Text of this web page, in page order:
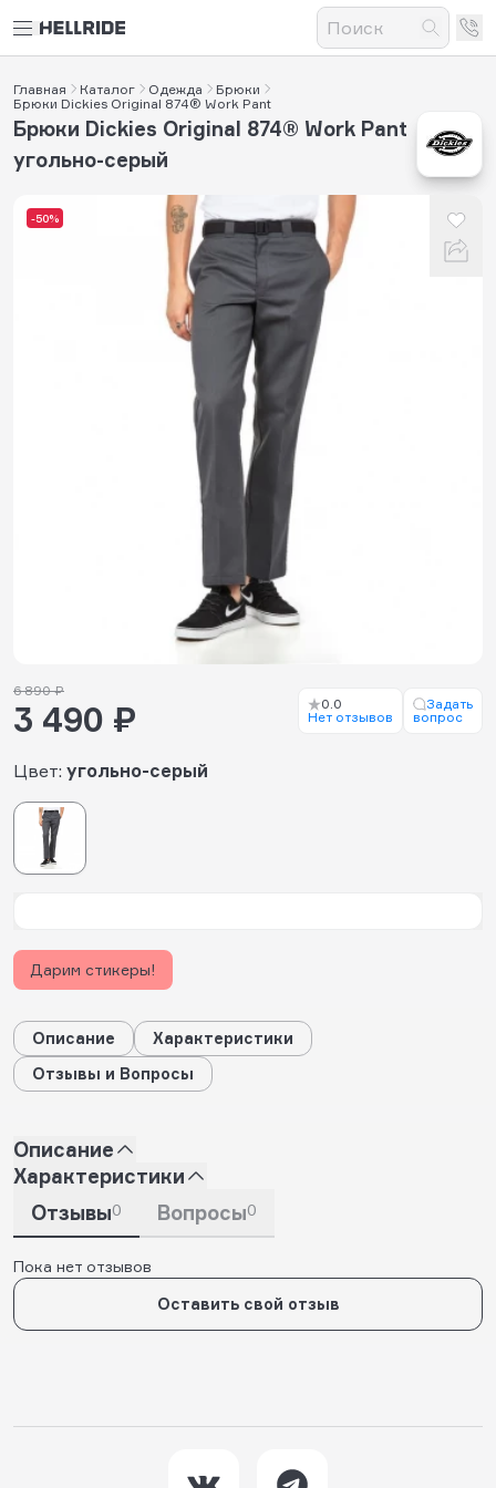
Главная Каталог Одежда
Брюки
Брюки Dickies Original 874® Work Pant
-50%
Брюки Dickies Original 874® Work Pant
угольно-серый
Цвет: угольно-серый
6 890 ₽
3 490 ₽
0.0
Нет отзывов
Задать
вопрос
Дарим стикеры!
Описание
Характеристики
Отзывы и Вопросы
Описание
Характеристики
Отзывы0 Вопросы0
Пока нет отзывов
Оставить свой отзыв